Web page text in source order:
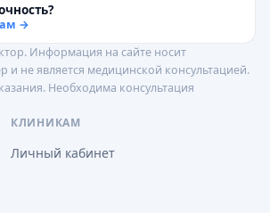
→
Информация на сайте носит
и не является медицинской консультацией.
Необходима консультация
КЛИНИКАМ
Личный кабинет